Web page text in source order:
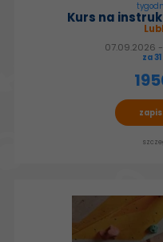
Kurs na
07.09.2026
za